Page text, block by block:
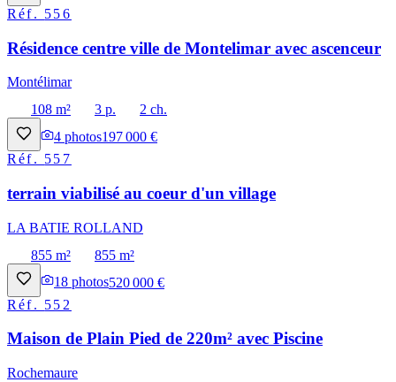
Réf. 556
Résidence centre ville de Montelimar avec ascenceur
Montélimar
108 m²
3 p.
2 ch.
4 photos197 000 €
Réf. 557
terrain viabilisé au coeur d'un village
LA BATIE ROLLAND
855 m²
855 m²
18 photos520 000 €
Réf. 552
Maison de Plain Pied de 220m² avec Piscine
Rochemaure